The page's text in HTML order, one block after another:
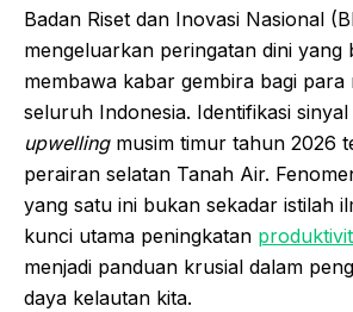
Badan Riset dan Inovasi Nasional
mengeluarkan peringatan dini yang
membawa kabar gembira bagi para
seluruh Indonesia. Identifikasi
upwellingmusim timur tahun 2026
perairan selatan Tanah Air.
yang satu ini bukan sekadar istilah
kunci utama peningkatan
menjadi panduan krusial dalam
daya kelautan kita.